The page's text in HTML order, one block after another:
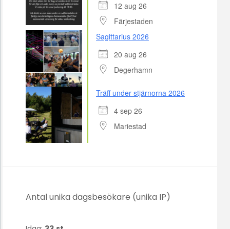
12 aug 26
Färjestaden
Sagittarius 2026
20 aug 26
Degerhamn
Träff under stjärnorna 2026
4 sep 26
Mariestad
Antal unika dagsbesökare (unika IP)